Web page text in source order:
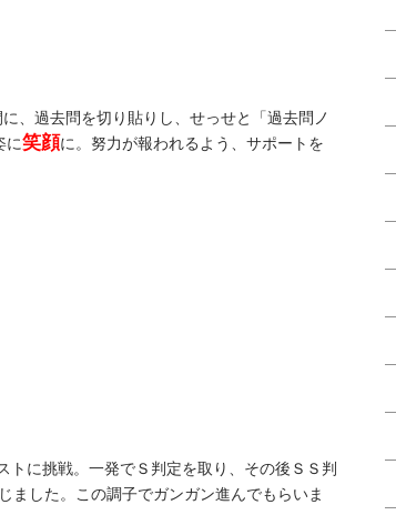
、過去問を切り貼りし、せっせと「過去問ノ
に笑顔に。努力が報われるよう、サポートを
に挑戦。一発でＳ判定を取り、その後ＳＳ判
ました。この調子でガンガン進んでもらいま